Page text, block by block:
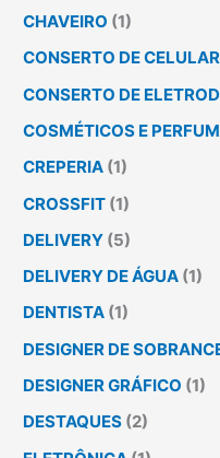
CHAVEIRO (1)
CONSERTO DE CELULAR
CONSERTO DE
COSMÉTICOS E
CREPERIA (1)
CROSSFIT (1)
DELIVERY (5)
DELIVERY DE ÁGUA (1)
DENTISTA (1)
DESIGNER DE
DESIGNER GRÁFICO (1)
DESTAQUES (2)